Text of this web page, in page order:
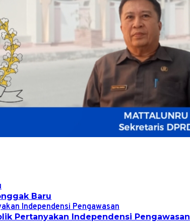
Baru
Pertanyakan Independensi Pengawasan